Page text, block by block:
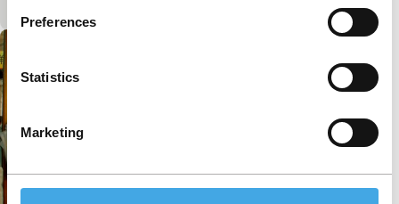
Preferences
Statistics
Marketing